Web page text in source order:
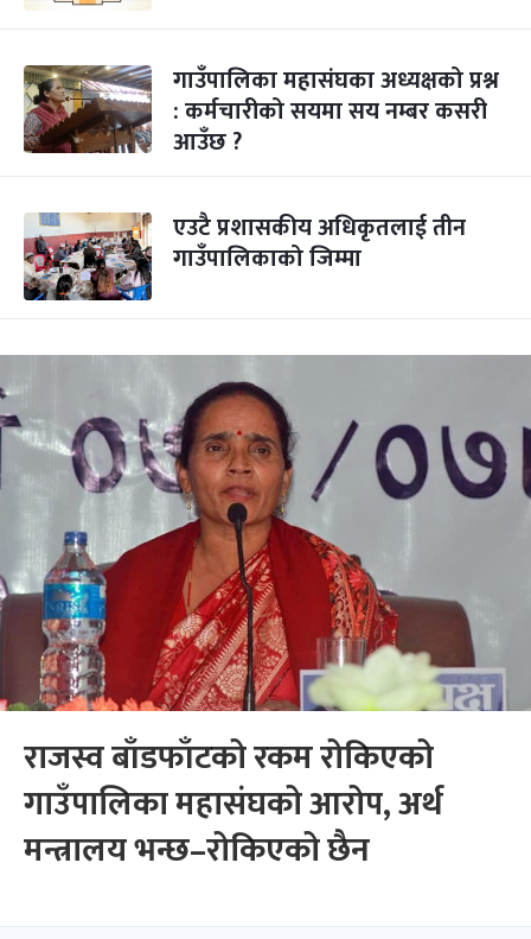
गाउँपालिका महासंघका अध्यक्षको प्रश्न
: कर्मचारीको सयमा सय नम्बर कसरी
आउँछ ?
एउटै प्रशासकीय अधिकृतलाई तीन
गाउँपालिकाको जिम्मा
राजस्व बाँडफाँटको रकम रोकिएको
गाउँपालिका महासंघको आरोप, अर्थ
मन्त्रालय भन्छ–रोकिएको छैन